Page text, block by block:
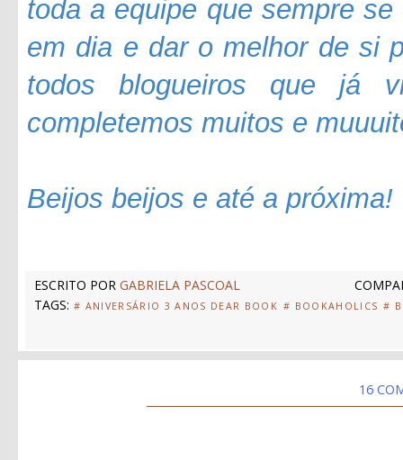
toda a equipe que sempre
em dia e dar o melhor de si
todos blogueiros que já
completemos muitos e
Beijos beijos e até a próxima!
ESCRITO POR GABRIELA PASCOAL
TAGS: # ANIVERSÁRIO 3 ANOS DEAR BOOK # BOOKAHOLICS #
16